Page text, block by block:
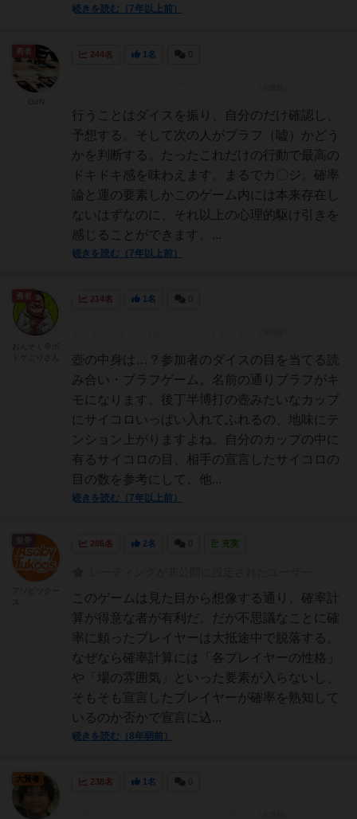
続きを読む（7年以上前）
244名 1名
行うことはダイスを振り、自分のだけ確認し、
予想する。そして次の人がブラフ（嘘）かどう
かを判断する。たったこれだけの行動で最高の
ドキドキ感を味わえます。まるでカ〇ジ。確率
論と運の要素しかこのゲーム内には本来存在し
ないはずなのに、それ以上の心理的駆け引きを
感じることができます。...
続きを読む（7年以上前）
214名 1名
壺の中身は…？参加者のダイスの目を当てる読
み合い・ブラフゲーム。名前の通りブラフがキ
モになります。後丁半博打の壺みたいなカップ
にサイコロいっぱい入れてふれるの、地味にテ
ンション上がりますよね。自分のカップの中に
有るサイコロの目、相手の宣言したサイコロの
目の数を参考にして、他...
続きを読む（7年以上前）
286名 2名 充実
このゲームは見た目から想像する通り、確率計
算が得意な者が有利だ。だが不思議なことに確
率に頼ったプレイヤーは大抵途中で脱落する。
なぜなら確率計算には「各プレイヤーの性格」
や「場の雰囲気」といった要素が入らないし、
そもそも宣言したプレイヤーが確率を熟知して
いるのか否かで宣言に込...
続きを読む（8年弱前）
皇帝
238名 1名
大賢者